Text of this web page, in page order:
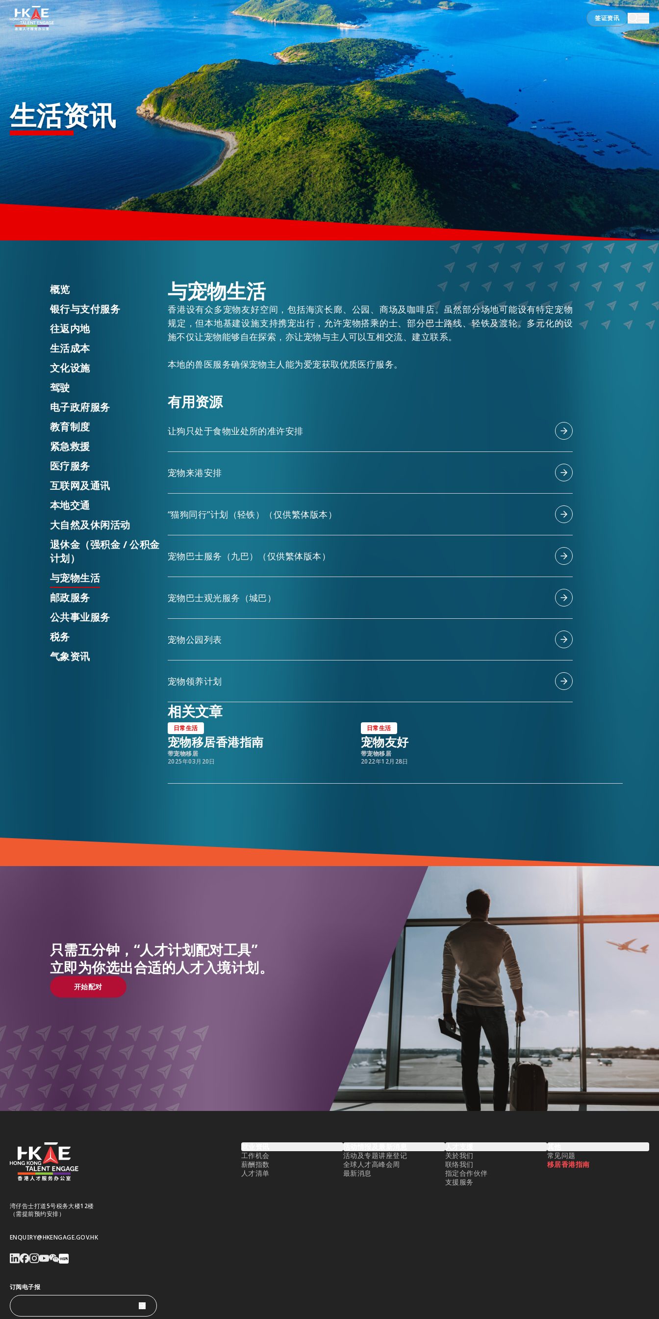
签证资讯
签证资讯
香港优势
居港须知
人才支援
就业资讯
生活资讯
概览
银行与支付服务
往返内地
生活成本
文化设施
驾驶
电子政府服务
教育制度
紧急救援
医疗服务
互联网及通讯
本地交通
大自然及休闲活动
退休金（强积金 / 公积金
计划）
与宠物生活
邮政服务
公共事业服务
税务
气象资讯
与宠物生活
香港设有众多宠物友好空间，包括海滨长廊、公园、商场及咖啡店。虽然部分场地可能设有特定宠物
规定，但本地基建设施支持携宠出行，允许宠物搭乘的士、部分巴士路线、轻铁及渡轮。多元化的设
施不仅让宠物能够自在探索，亦让宠物与主人可以互相交流、建立联系。
本地的兽医服务确保宠物主人能为爱宠获取优质医疗服务。
有用资源
让狗只处于食物业处所的准许安排
宠物来港安排
“猫狗同行”计划（轻铁）（仅供繁体版本）
宠物巴士服务（九巴）（仅供繁体版本）
宠物巴士观光服务（城巴）
宠物公园列表
宠物领养计划
相关文章
日常生活
宠物移居香港指南
带宠物移居
2025年03月20日
日常生活
宠物友好
带宠物移居
2022年12月28日
只需五分钟，“人才计划配对工具”
立即为你选出合适的人才入境计划。
开始配对
开始配对
湾仔告士打道5号税务大楼12楼
（需提前预约安排）
ENQUIRY@HKENGAGE.GOV.HK
订阅电子报
就业资讯
工作机会
薪酬指数
人才清单
活动情报及最新消息
活动及专题讲座登记
全球人才高峰会周
最新消息
人才支援
关於我们
联络我们
指定合作伙伴
支援服务
其他
常见问题
移居香港指南